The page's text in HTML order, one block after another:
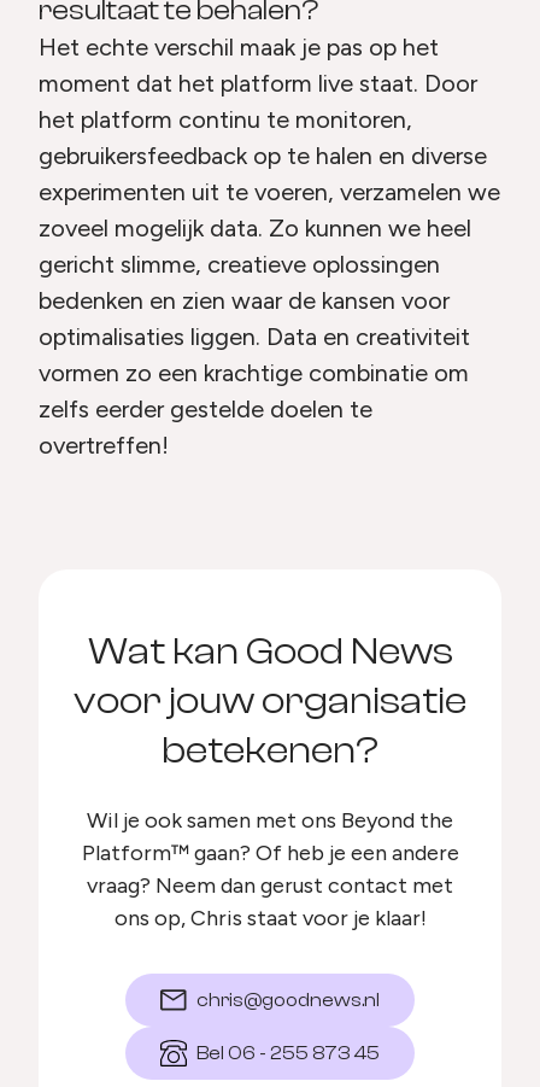
resultaat te behalen?
Het echte verschil maak je pas op het
moment dat het platform live staat. Door
het platform continu te monitoren,
gebruikersfeedback op te halen en diverse
experimenten uit te voeren, verzamelen we
zoveel mogelijk data. Zo kunnen we heel
gericht slimme, creatieve oplossingen
bedenken en zien waar de kansen voor
optimalisaties liggen. Data en creativiteit
vormen zo een krachtige combinatie om
zelfs eerder gestelde doelen te
overtreffen!
Wat kan Good News
voor jouw organisatie
betekenen?
Wil je ook samen met ons Beyond the
Platform™ gaan? Of heb je een andere
vraag? Neem dan gerust contact met
ons op, Chris staat voor je klaar!
chris@goodnews.nl
Bel 06 - 255 873 45